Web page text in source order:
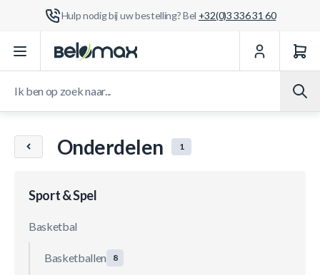
Hulp nodig bij uw bestelling? Bel +32(0)3 336 31 60
Ga naar de inhoud
Onderdelen 1
Sport & Spel
Basketbal
Basketballen 8